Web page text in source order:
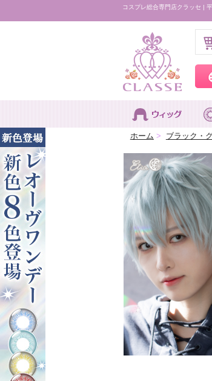
コスプレ総合専門店クラッセ |
ホーム > ブラック・